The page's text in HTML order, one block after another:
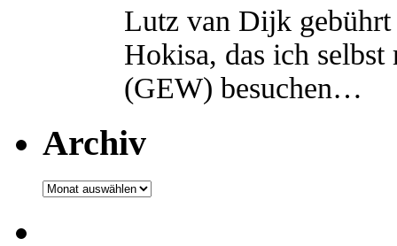
Lutz van Dijk
Hokisa, das ich
(GEW) besuchen…
Archiv
Archiv